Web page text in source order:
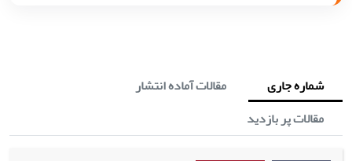
شماره جاری
مقالات آماده انتشار
مقالات پر بازدید